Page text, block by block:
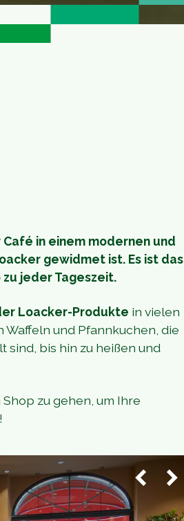
in einem modernen und
gewidmet ist. Es ist das
jeder Tageszeit.
Loacker-Produkte in vielen
und Pfannkuchen, die
bis hin zu heißen und
zu gehen, um Ihre